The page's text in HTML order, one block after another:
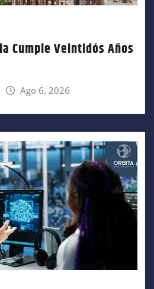
Cumple Veintidós Años
Ago 6, 2026